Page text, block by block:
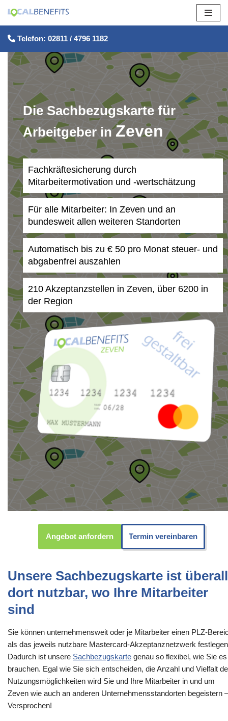
Zum
Inhalt
springen
Telefon: 02811 / 4796 1182
Die Sachbezugskarte für
Arbeitgeber inZeven
Fachkräftesicherung durch
Mitarbeitermotivation und -wertschätzung
Für alle Mitarbeiter: In Zeven und an
bundesweit allen weiteren Standorten
Automatisch bis zu € 50 pro Monat steuer- und
abgabenfrei auszahlen
210 Akzeptanzstellen in Zeven, über 6200 in
der Region
Angebot anfordern Termin vereinbaren
Unsere Sachbezugskarte ist überall
dort nutzbar, wo Ihre Mitarbeiter
sind
Sie können unternehmensweit oder je Mitarbeiter einen PLZ-
als das jeweils nutzbare Mastercard-Akzeptanznetzwerk
Dadurch ist unsere Sachbezugskarte genau so flexibel, wie Sie es
brauchen. Egal wie Sie sich entscheiden, die Anzahl und Vielfalt
Nutzungsmöglichkeiten wird Sie und Ihre Mitarbeiter in und um
Zeven wie auch an anderen Unternehmensstandorten begeistern –
Versprochen!